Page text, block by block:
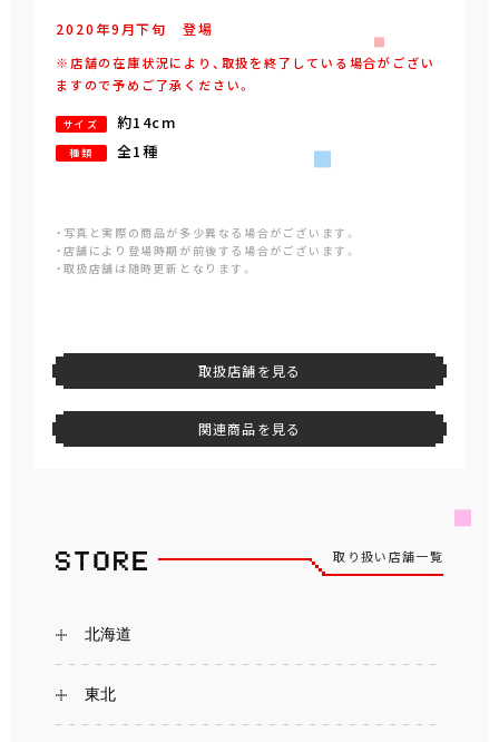
2020年9 月下旬 登場
※店舗の在庫状況により、取扱を終了している場合がござい
ますので予めご了承ください。
サイズ 約14cm
種類 全1種
・写真と実際の商品が多少異なる場合がございます。
・店舗により登場時期が前後する場合がございます。
・取扱店舗は随時更新となります。
取扱店舗を見る
関連商品を見る
取り扱い店舗一覧
北海道
東北